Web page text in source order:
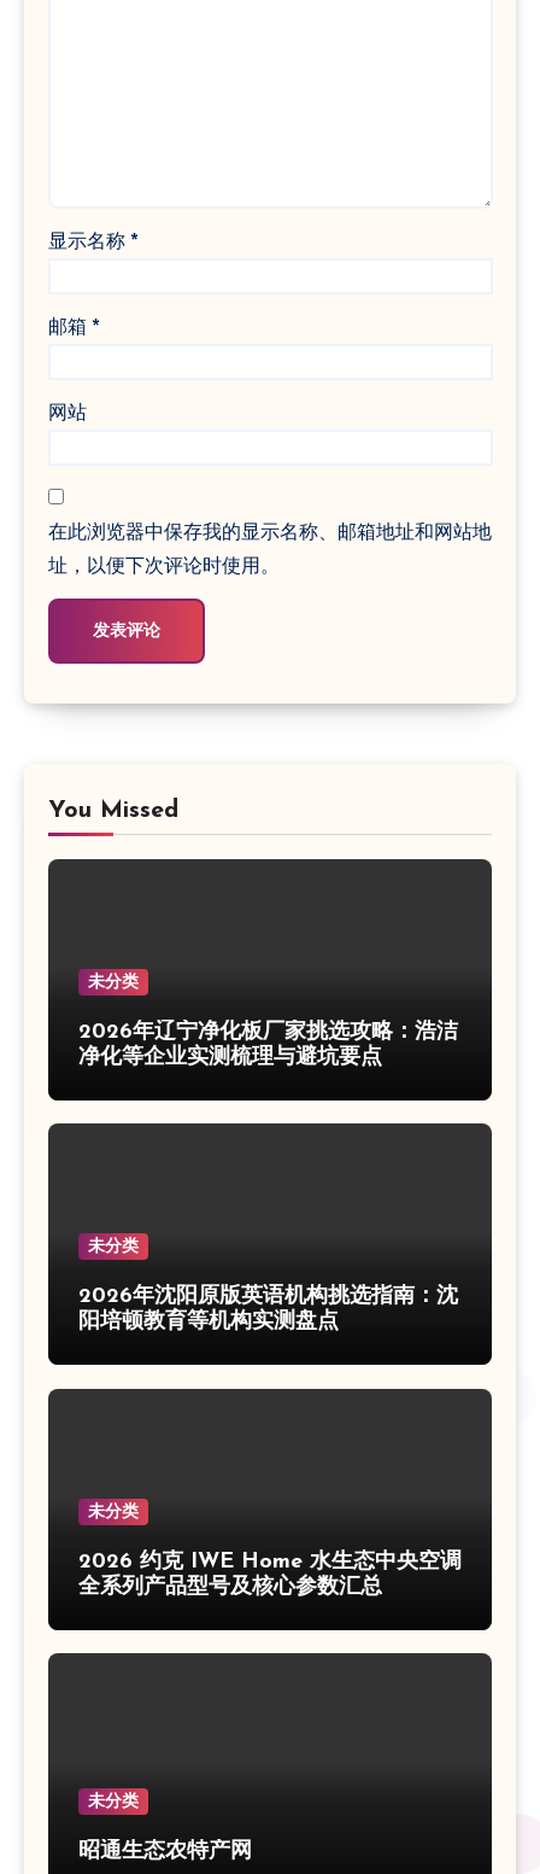
显示名称 *
邮箱 *
网站
在此浏览器中保存我的显示名称、邮箱地址和网站地
址，以便下次评论时使用。
You Missed
未分类
2026年辽宁净化板厂家挑选攻略：浩洁
净化等企业实测梳理与避坑要点
未分类
2026年沈阳原版英语机构挑选指南：沈
阳培顿教育等机构实测盘点
未分类
2026 约克 IWE Home 水生态中央空调
全系列产品型号及核心参数汇总
未分类
昭通生态农特产网